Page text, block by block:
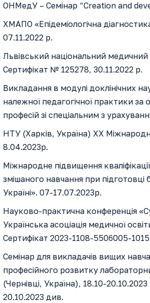
ОНМедУ – Семінар “Creation and
ХМАПО «Епідеміологічна
07.11.2022 р.
Львівський національний медичний
Сертифікат № 125278, 30.11.2022 р.
Викладання в модулі доклінічних
належної педагогічної практики
професій зі спеціальним з
НТУ (Харків, Україна) ХХ Міжнародна
8.04.2023р.
Міжнародне підвищення
змішаного навчання при підготовці
Україні». 07-17.07.2023р.
Науково-практична конференція
Українська асоціація медичної
Сертифікат 2023-1108-5506005-
Семінар для викладачів вищих
професійного розвитку
(Чернівці, Україна), 18.10-
20.10.2023 див.